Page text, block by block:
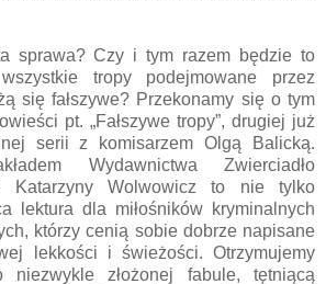
sprawa? Czy i tym razem będzie to
tropy podejmowane przez
się fałszywe? Przekonamy się o tym
pt. „Fałszywe tropy”, drugiej już
serii z komisarzem Olgą Balicką.
Wydawnictwa Zwierciadło
Katarzyny Wolwowicz to nie tylko
lektura dla miłośników kryminalnych
którzy cenią sobie dobrze napisane
lekkości i świeżości. Otrzymujemy
niezwykle złożonej fabule, tętniącą